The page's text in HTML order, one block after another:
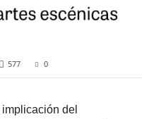
VALENTINA
577 0
del